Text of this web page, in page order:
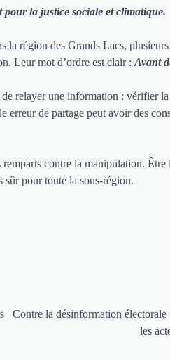
la justice sociale et climatique.
la région des Grands Lacs,
Leur mot d’ordre est clair : Avant
relayer une information : vérifier
de partage peut avoir des
contre la manipulation.
pour toute la sous-région.
Contre la désinformation
les